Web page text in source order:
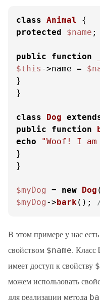
class Animal
protected
$name ;
public function
$this ->name =
}
}
class Dog
public
function
echo
"Woof! I
}
}
$myDog = new Dog (
$myDog ->bark();
В этом примере у нас есть
свойством $name. Класс
имеет доступ к свойству
можем использовать
для реализации метода